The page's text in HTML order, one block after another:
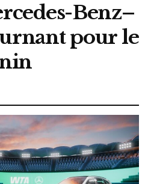
Benz–
pour le